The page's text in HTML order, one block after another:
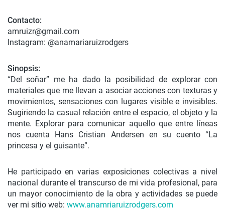
Contacto:
amruizr@gmail.com
Instagram: @anamariaruizrodgers
Sinopsis:
“Del soñar” me ha dado la posibilidad de explorar con
materiales que me llevan a asociar acciones con texturas y
movimientos, sensaciones con lugares visible e invisibles.
Sugiriendo la casual relación entre el espacio, el objeto y la
mente. Explorar para comunicar aquello que entre líneas
nos cuenta Hans Cristian Andersen en su cuento “La
princesa y el guisante”.
He participado en varias exposiciones colectivas a nivel
nacional durante el transcurso de mi vida profesional, para
un mayor conocimiento de la obra y actividades se puede
ver mi sitio web: www.anamriaruizrodgers.com